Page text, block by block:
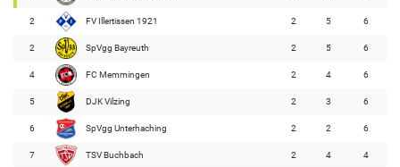
2 FV Illertissen 1921 2 5 6
2 SpVgg Bayreuth 2 5 6
4 FC Memmingen 2 4 6
5 DJK Vilzing 2 3 6
6 SpVgg Unterhaching 2 2 6
7 TSV Buchbach 2 4 4